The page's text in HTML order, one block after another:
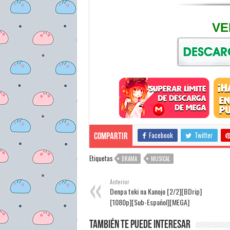
Compartir Facebook Twitter
Etiquetas DRAMA MUSICAL
Anterior
Denpa teki na Kanojo [2/2][BDrip]
[1080p][Sub-Español][MEGA]
También te puede interesar